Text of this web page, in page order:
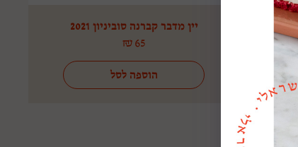
יין מדבר קברנה סוביניון 2021
₪ 65
הוספה לסל